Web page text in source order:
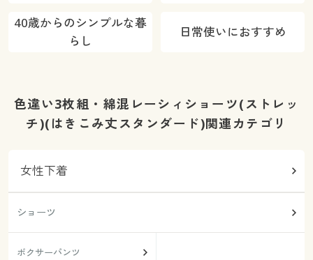
40歳からのシンプルな暮
らし
日常使いにおすすめ
色違い3枚組・綿混レーシィショーツ(ストレッ
チ)(はきこみ丈スタンダード)関連カテゴリ
女性下着
ショーツ
ボクサーパンツ